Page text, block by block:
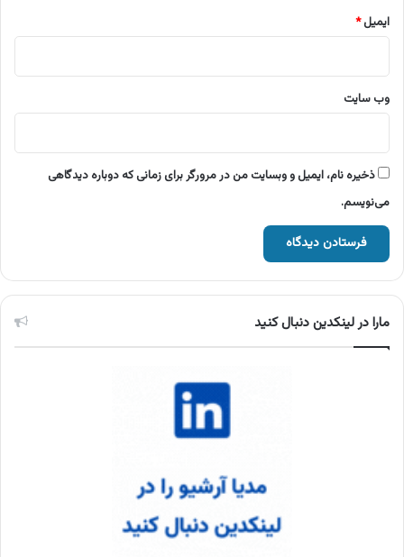
ایمیل*
وب‌ سایت
ذخیره نام، ایمیل و وبسایت من در مرورگر برای زمانی که دوباره دیدگاهی
می‌نویسم.
مارا در لینکدین دنبال کنید